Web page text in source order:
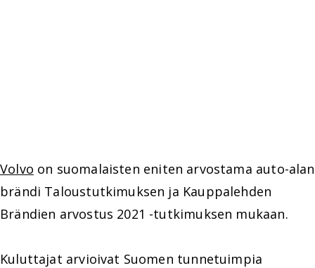
Volvo on suomalaisten eniten arvostama auto-alan
brändi Taloustutkimuksen ja Kauppalehden
Brändien arvostus 2021 -tutkimuksen mukaan.
Kuluttajat arvioivat Suomen tunnetuimpia